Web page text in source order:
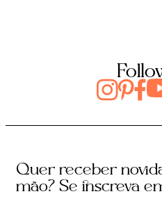
Quer receber
mão? Se inscreva